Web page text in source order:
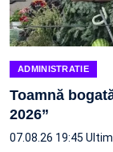
ADMINISTRATIE
Toamnă
2026”
07.08.26 19:45